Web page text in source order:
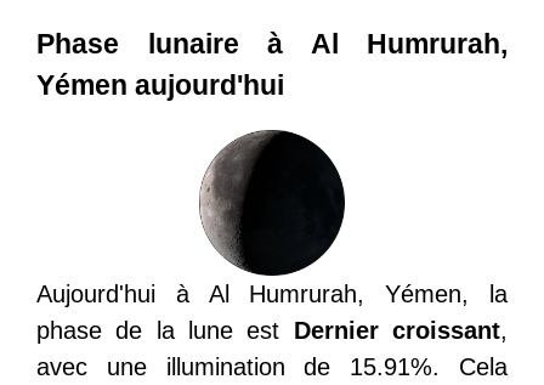
Phase lunaire à Al Humrurah,
Yémen aujourd'hui
Aujourd'hui à Al Humrurah, Yémen, la
phase de la lune est Dernier croissant,
avec une illumination de 15.91%. Cela